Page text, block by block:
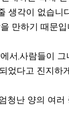
생각이 없습니
만하기 때문입
,사람들이 그
었다고 진지하
청난 양의 여